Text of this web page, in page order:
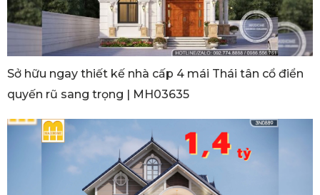
Sở hữu ngay thiết kế nhà cấp 4 mái Thái tân cổ điển
quyến rũ sang trọng | MH03635